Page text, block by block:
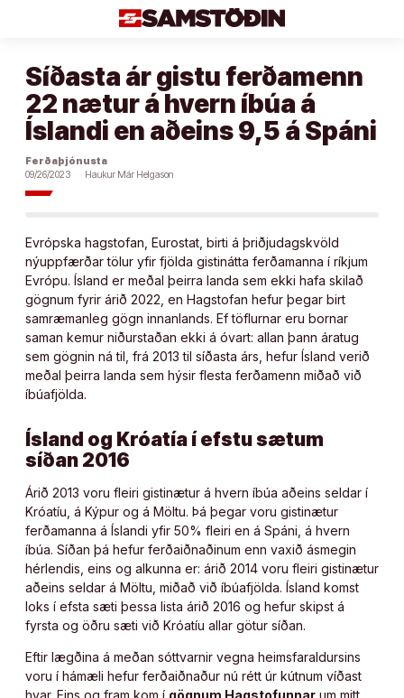
Síðasta ár gistu ferðamenn
22 nætur á hvern íbúa á
Íslandi en aðeins 9,5 á Spáni
Ferðaþjónusta
09/26/2023
Haukur Már Helgason
Evrópska hagstofan, Eurostat, birti á þriðjudagskvöld
nýuppfærðar tölur yfir fjölda gistinátta ferðamanna í ríkjum
Evrópu. Ísland er meðal þeirra landa sem ekki hafa skilað
gögnum fyrir árið 2022, en Hagstofan hefur þegar birt
samræmanleg gögn innanlands. Ef töflurnar eru bornar
saman kemur niðurstaðan ekki á óvart: allan þann áratug
sem gögnin ná til, frá 2013 til síðasta árs, hefur Ísland verið
meðal þeirra landa sem hýsir flesta ferðamenn miðað við
íbúafjölda.
Ísland og Króatía í efstu sætum
síðan 2016
Árið 2013 voru fleiri gistinætur á hvern íbúa aðeins seldar í
Króatíu, á Kýpur og á Möltu. Þá þegar voru gistinætur
ferðamanna á Íslandi yfir 50% fleiri en á Spáni, á hvern
íbúa. Síðan þá hefur ferðaiðnaðinum enn vaxið ásmegin
hérlendis, eins og alkunna er: árið 2014 voru fleiri gistinætur
aðeins seldar á Möltu, miðað við íbúafjölda. Ísland komst
loks í efsta sæti þessa lista árið 2016 og hefur skipst á
fyrsta og öðru sæti við Króatíu allar götur síðan.
Eftir lægðina á meðan sóttvarnir vegna heimsfaraldursins
voru í hámæli hefur ferðaiðnaður nú rétt úr kútnum víðast